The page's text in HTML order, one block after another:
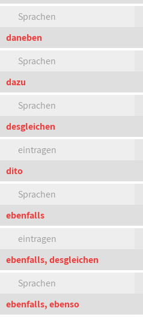
Sprachen
daneben
Sprachen
dazu
Sprachen
desgleichen
eintragen
dito
Sprachen
ebenfalls
eintragen
ebenfalls, desgleichen
Sprachen
ebenfalls, ebenso